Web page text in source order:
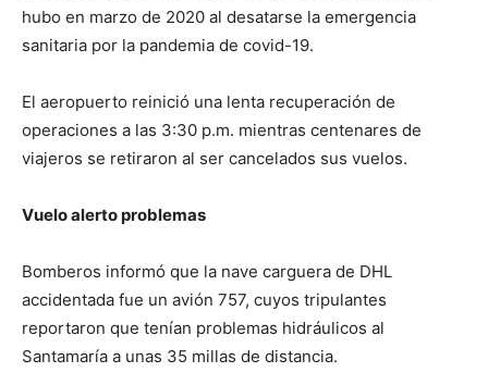
hubo en marzo de 2020 al desatarse la emergencia
sanitaria por la pandemia de covid-19.
El aeropuerto reinició una lenta recuperación de
operaciones a las 3:30 p.m. mientras centenares de
viajeros se retiraron al ser cancelados sus vuelos.
Vuelo alerto problemas
Bomberos informó que la nave carguera de DHL
accidentada fue un avión 757, cuyos tripulantes
reportaron que tenían problemas hidráulicos al
Santamaría a unas 35 millas de distancia.